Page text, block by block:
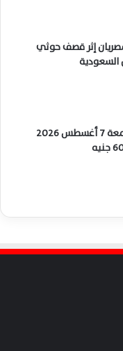
مصريان إثر قصف حوثي
سعر الذهب اليوم الجمعة 7 أغسطس 2026